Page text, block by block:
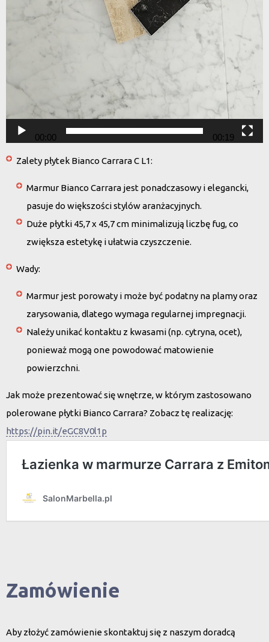
00:00 00:19
Zalety płytek Bianco Carrara C L1:
Marmur Bianco Carrara jest ponadczasowy i elegancki,
pasuje do większości stylów aranżacyjnych.
Duże płytki 45,7 x 45,7 cm minimalizują liczbę fug, co
zwiększa estetykę i ułatwia czyszczenie.
Wady:
Marmur jest porowaty i może być podatny na plamy oraz
zarysowania, dlatego wymaga regularnej impregnacji.
Należy unikać kontaktu z kwasami (np. cytryna, ocet),
ponieważ mogą one powodować matowienie
powierzchni.
Jak może prezentować się wnętrze, w którym zastosowano
polerowane płytki Bianco Carrara? Zobacz tę realizację:
https://pin.it/eGC8V0l1p
Zamówienie
Aby złożyć zamówienie skontaktuj się z naszym doradcą